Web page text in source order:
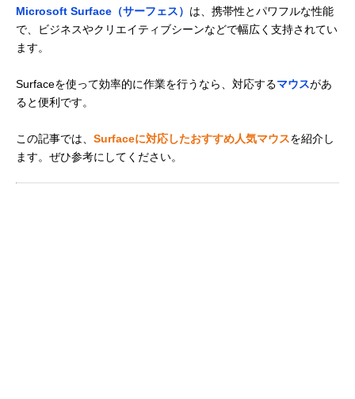
Microsoft Surface（サーフェス） は、携帯性とパワフルな性能
で、ビジネスやクリエイティブシーンなどで幅広く支持されてい
ます。
Surfaceを使って効率的に作業を行うなら、対応するマウスがあ
ると便利です。
この記事では、 Surfaceに対応したおすすめ人気マウスを紹介し
ます。ぜひ参考にしてください。